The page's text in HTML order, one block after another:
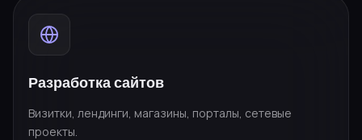
Разработка сайтов
Визитки, лендинги, магазины, порталы, сетевые
проекты.